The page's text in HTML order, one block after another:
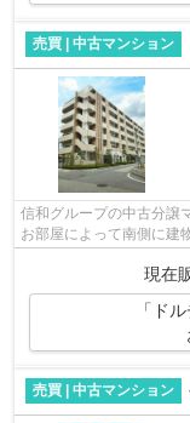
売買 | 中古マンション
信和グループの中古分譲
お部屋によって南側に建
現在
「ド
売買 | 中古マンション